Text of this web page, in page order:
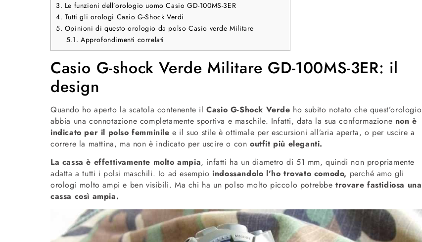
3. Le funzioni dell’orologio uomo Casio GD-100MS-3ER
4. Tutti gli orologi Casio G-Shock Verdi
5. Opinioni di questo orologio da polso Casio verde Militare
5.1. Approfondimenti correlati
Casio G-shock Verde Militare GD-100MS-3ER: il
design
Quando ho aperto la scatola contenente ilCasio G-Shock Verde ho subito notato che quest’orologio
abbia una connotazione completamente sportiva e maschile. Infatti, data la sua conformazione non è
indicato per il polso femminile e il suo stile è ottimale per escursioni all’aria aperta, o per uscire a
correre la mattina, ma non è indicato per uscire o conoutfit più eleganti.
La cassa è effettivamente molto ampia, infatti ha un diametro di 51 mm, quindi non propriamente
adatta a tutti i polsi maschili. Io ad esempio indossandolo l’ho trovato comodo, perché amo gli
orologi molto ampi e ben visibili. Ma chi ha un polso molto piccolo potrebbe trovare fastidiosa una
cassa così ampia.